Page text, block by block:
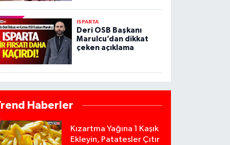
ISPARTA
Deri OSB Başkanı
Marulcu’dan dikkat
çeken açıklama
Haberler
Kızartma Yağına 1 Kaşık
Ekleyin, Patatesler Çıtır